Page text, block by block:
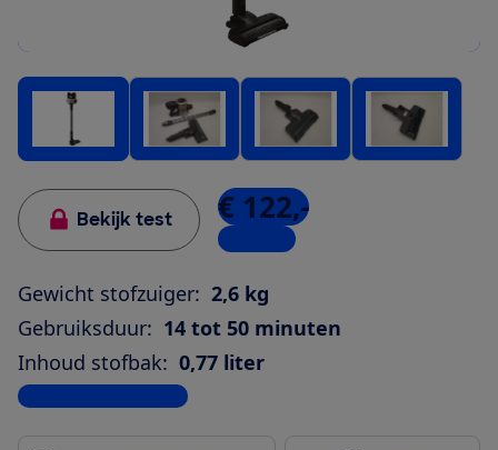
Bekijk test € 122,-
3 winkels
Gewicht stofzuiger: 2,6 kg
Gebruiksduur: 14 tot 50 minuten
Inhoud stofbak: 0,77 liter
Bekijk alle specificaties